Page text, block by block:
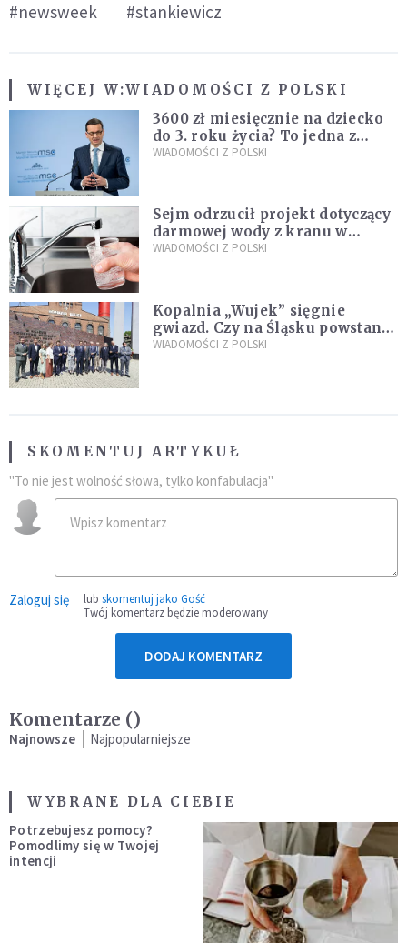
#newsweek
#stankiewicz
WIĘCEJ W:WIADOMOŚCI Z POLSKI
3600 zł miesięcznie na dziecko
do 3. roku życia? To jedna z
propozycji programu "Rozwój
WIADOMOŚCI Z POLSKI
Sejm odrzucił projekt dotyczący
darmowej wody z kranu w
restauracjach
WIADOMOŚCI Z POLSKI
Kopalnia „Wujek” sięgnie
gwiazd. Czy na Śląsku powstanie
„Dolina Krzemowa”?
WIADOMOŚCI Z POLSKI
SKOMENTUJ ARTYKUŁ
"To nie jest wolność słowa, tylko konfabulacja"
Zaloguj się lub skomentuj jako Gość
Twój komentarz będzie moderowany
DODAJ KOMENTARZ
Komentarze ()
Najnowsze Najpopularniejsze
WYBRANE DLA CIEBIE
Potrzebujesz pomocy?
Pomodlimy się w Twojej
intencji